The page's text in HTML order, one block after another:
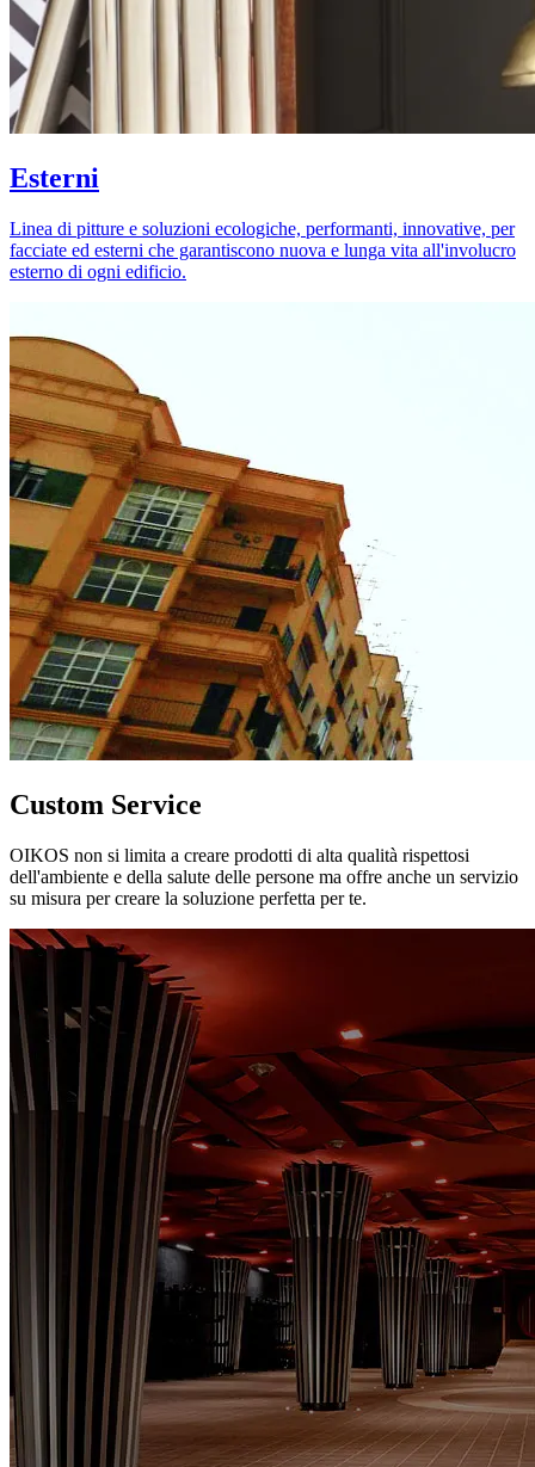
Esterni
Linea di pitture e soluzioni ecologiche, performanti, innovative, per
facciate ed esterni che garantiscono nuova e lunga vita all'involucro
esterno di ogni edificio.
Custom Service
OIKOS non si limita a creare prodotti di alta qualità rispettosi
dell'ambiente e della salute delle persone ma offre anche un servizio
su misura per creare la soluzione perfetta per te.